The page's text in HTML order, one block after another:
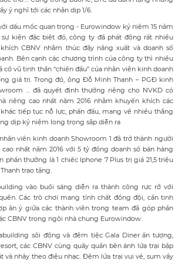
ý nghĩ tới các nhân dịp 1/6.
dấu mốc quan trọng - Eurowindow kỷ niệm 15 năm
kiện đặc biệt đó, công ty đã phát động rất nhiều
CBNV nhằm thúc đẩy năng xuất và doanh số
Bên cạnh các chương trình của công ty thì nhiều
cổ vũ tinh thần “chiến đấu” của nhân viên kinh doanh
giá trị. Trong đó, ông Đỗ Minh Thanh – PGĐ kinh
… đã quyết định thưởng riêng cho NVKD có
riêng cao nhất năm 2016 nhằm khuyến khích các
tiếp tục nỗ lực, phấn đấu, mang về nhiều thắng
dịp kỷ niệm long trọng sắp diễn ra
viên kinh doanh Showroom 1 đã trở thành người
nhất năm 2016 với 5 tỷ đồng doanh số bán hàng
phần thưởng là 1 chiếc Iphone 7 Plus trị giá 21,5 triệu
trao tặng.
vào buổi sáng diễn ra thành công rực rỡ với
Các trò chơi mang tính chất đồng đội, cần tinh
ăn ý giữa các thành viên trong team đã góp phần
CBNV trong ngôi nhà chung Eurowindow.
sôi động và đêm tiệc Gala Diner ấn tượng,
các CBNV cùng quây quần bên ánh lửa trại bập
và nhảy theo điệu nhạc. Đêm lửa trại vui vẻ, sum vầy